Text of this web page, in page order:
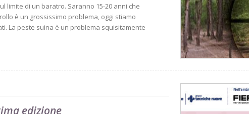
limite di un baratro. Saranno 15-20 anni che
è un grossissimo problema, oggi stiamo
La peste suina è un problema squisitamente
edizione